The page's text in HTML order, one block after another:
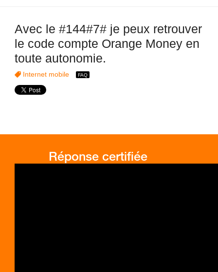
Avec le #144#7# je peux retrouver
le code compte Orange Money en
toute autonomie.
Internet mobile